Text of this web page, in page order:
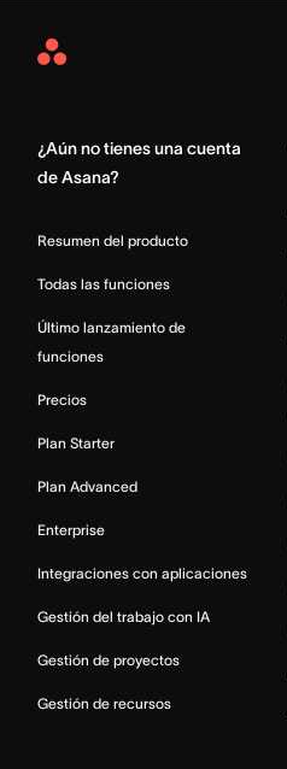
Asana
¿Aún no tienes una cuenta
de Asana?
Resumen del producto
Todas las funciones
Último lanzamiento de
funciones
Precios
Plan Starter
Plan Advanced
Enterprise
Integraciones con aplicaciones
Gestión del trabajo con IA
Gestión de proyectos
Gestión de recursos